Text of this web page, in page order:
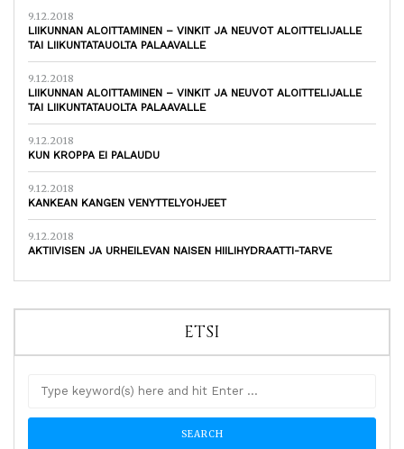
9.12.2018
LIIKUNNAN ALOITTAMINEN – VINKIT JA NEUVOT ALOITTELIJALLE
TAI LIIKUNTATAUOLTA PALAAVALLE
9.12.2018
LIIKUNNAN ALOITTAMINEN – VINKIT JA NEUVOT ALOITTELIJALLE
TAI LIIKUNTATAUOLTA PALAAVALLE
9.12.2018
KUN KROPPA EI PALAUDU
9.12.2018
KANKEAN KANGEN VENYTTELYOHJEET
9.12.2018
AKTIIVISEN JA URHEILEVAN NAISEN HIILIHYDRAATTI-TARVE
ETSI